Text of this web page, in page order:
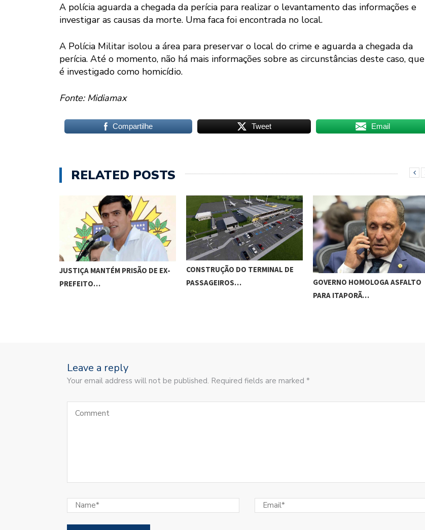
A polícia aguarda a chegada da perícia para realizar o levantamento das informações e
investigar as causas da morte. Uma faca foi encontrada no local.
A Polícia Militar isolou a área para preservar o local do crime e aguarda a chegada da
perícia. Até o momento, não há mais informações sobre as circunstâncias deste caso, que
é investigado como homicídio.
Fonte: Midiamax
Compartilhe Tweet Email
RELATED POSTS
JUSTIÇA MANTÉM PRISÃO DE EX-
PREFEITO…
CONSTRUÇÃO DO TERMINAL DE
PASSAGEIROS…
GOVERNO HOMOLOGA ASFALTO
PARA ITAPORÃ…
Leave a reply
Your email address will not be published. Required fields are marked *